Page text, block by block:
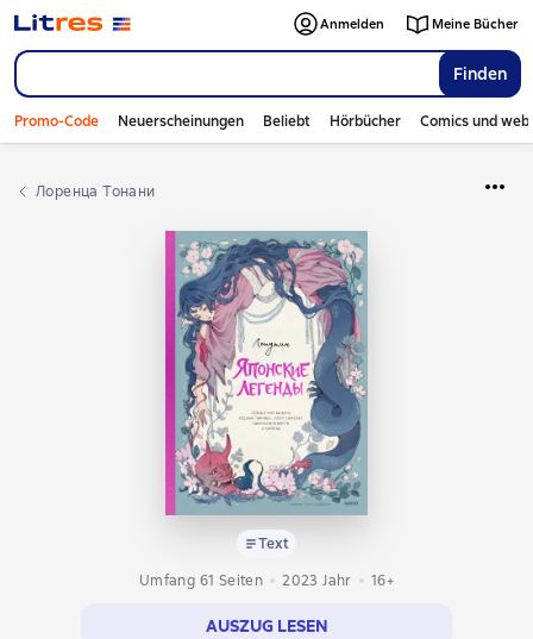
Finden
Anmelden Meine Bücher
Promo-Code Neuerscheinungen Beliebt Hörbücher Comics und
Лоренца Тонани
Text
Umfang 61 Seiten
2023 Jahr 16+
AUSZUG LESEN